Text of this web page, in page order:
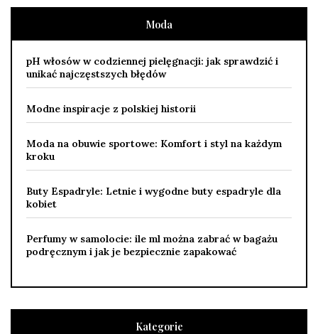
Moda
pH włosów w codziennej pielęgnacji: jak sprawdzić i
unikać najczęstszych błędów
Modne inspiracje z polskiej historii
Moda na obuwie sportowe: Komfort i styl na każdym
kroku
Buty Espadryle: Letnie i wygodne buty espadryle dla
kobiet
Perfumy w samolocie: ile ml można zabrać w bagażu
podręcznym i jak je bezpiecznie zapakować
Kategorie